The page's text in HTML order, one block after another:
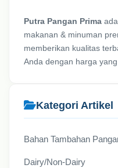
Putra Pangan Prima
makanan & minuman
memberikan kualitas
Anda dengan harga
Kategori Artikel
Bahan Tambahan
Dairy/Non-Dairy